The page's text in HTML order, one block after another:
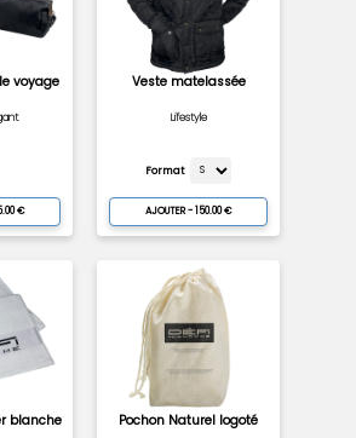
voyage
€
Veste matelassée
Lifestyle
Format
AJOUTER - 150.00 €
blanche Pochon Naturel logoté